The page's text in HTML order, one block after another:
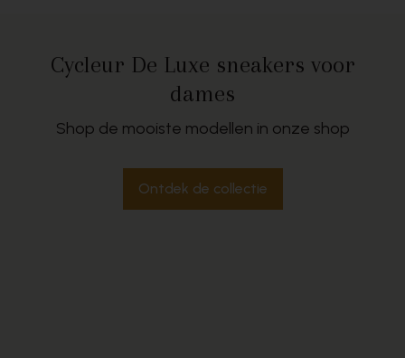
Cycleur De Luxe sneakers voor
dames
Shop de mooiste modellen in onze shop
Ontdek de collectie